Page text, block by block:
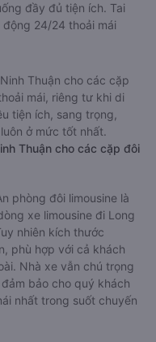
đầy đủ tiện ích. Tai
24/24 thoải mái
Thuận cho các cặp
mái, riêng tư khi di
tiện ích, sang trọng,
ở mức tốt nhất.
Thuận cho các cặp đôi
phòng đôi limousine là
xe limousine đi Long
nhiên kích thước
phù hợp với cả khách
Nhà xe vẫn chú trọng
bảo cho quý khách
nhất trong suốt chuyến